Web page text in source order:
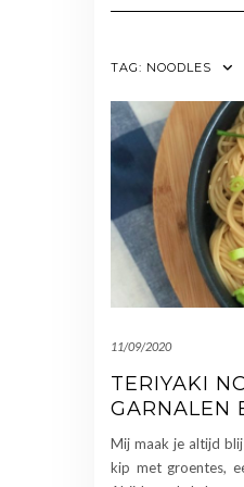
TAG: NOODLES
11/09/2020
TERIYAKI
GARNALEN
Mij maak je altijd
kip met groentes,